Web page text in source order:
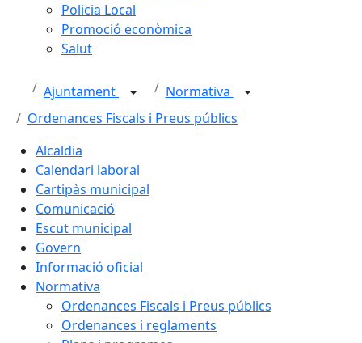
Policia Local
Promoció econòmica
Salut
Ajuntament
Normativa
Ordenances Fiscals i Preus públics
Alcaldia
Calendari laboral
Cartipàs municipal
Comunicació
Escut municipal
Govern
Informació oficial
Normativa
Ordenances Fiscals i Preus públics
Ordenances i reglaments